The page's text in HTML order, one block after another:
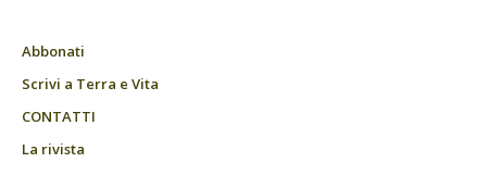
Abbonati
Scrivi a Terra e Vita
CONTATTI
La rivista